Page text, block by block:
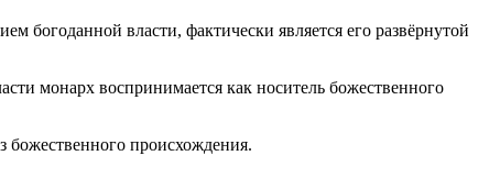
богоданной власти, фактически является его развёрнутой
монарх воспринимается как носитель божественного
божественного происхождения.